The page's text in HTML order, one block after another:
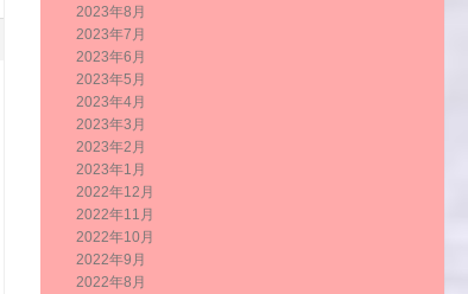
2023年8月
2023年7月
2023年6月
2023年5月
2023年4月
2023年3月
2023年2月
2023年1月
2022年12月
2022年11月
2022年10月
2022年9月
2022年8月